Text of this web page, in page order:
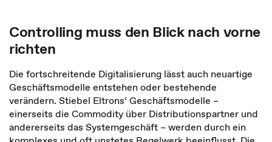
Controlling muss den Blick nach vorne
richten
Die fortschreitende Digitalisierung lässt auch neuartige
Geschäftsmodelle entstehen oder bestehende
verändern. Stiebel Eltrons‘ Geschäftsmodelle –
einerseits die Commodity über Distributionspartner und
andererseits das Systemgeschäft – werden durch ein